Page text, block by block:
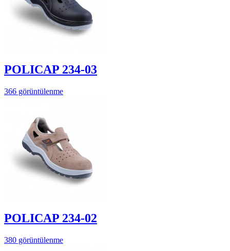
POLICAP 234-03
366 görüntülenme
POLICAP 234-02
380 görüntülenme